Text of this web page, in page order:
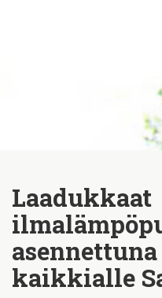
Laadukkaat
kaikkialle